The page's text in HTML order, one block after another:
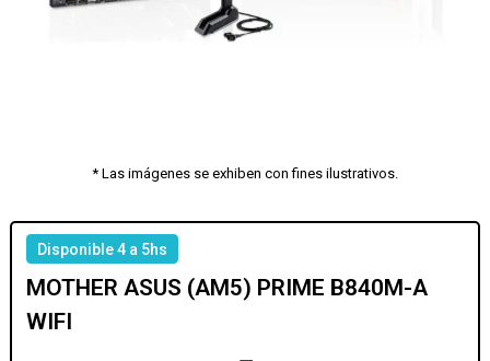
* Las imágenes se exhiben con fines ilustrativos.
Disponible 4 a 5hs
MOTHER ASUS (AM5) PRIME B840M-A
WIFI